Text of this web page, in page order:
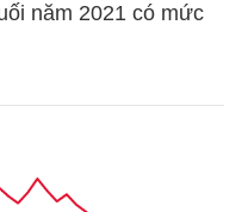
năm 2021 có mức